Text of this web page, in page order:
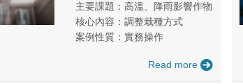
主要課題：高溫、降雨影響作物
核心內容：調整栽種方式
案例性質：實務操作
Read more